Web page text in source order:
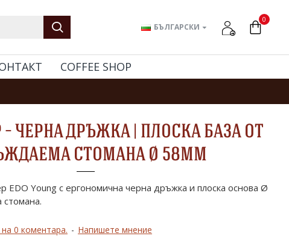
БЪЛГАРСКИ
0
COFFEE SHOP
– ЧЕРНА ДРЪЖКА | ПЛОСКА БАЗА ОТ
СТОМАНА Ø 58MM
EDO Young с ергономична черна дръжка и плоска основа Ø
0 коментара. - Напишете мнение